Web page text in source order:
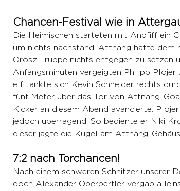
Chancen-Festival wie in
Die Heimischen starteten mit Anpfiff ein
um nichts nachstand. Attnang hatte
Orosz-Truppe nichts entgegen zu setzen
Anfangsminuten vergeigten Philipp
elf tankte sich Kevin Schneider rechts
fünf Meter über das Tor von Attnang-
Kicker an diesem Abend avancierte.
jedoch überragend. So bediente er Niki
dieser jagte die Kugel am Attnang-
7:2 nach Torchancen!
Nach einem schweren Schnitzer unserer
doch Alexander Oberperfler vergab